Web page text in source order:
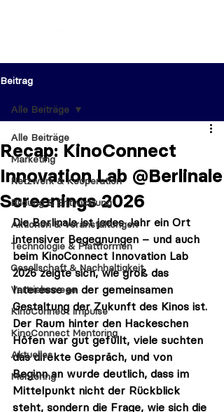
Beitrag
Alle Beiträge
Marketing
Netzwerk & Kooperation
Bildung & Entwicklung
Aktionen & Veranstaltungen
Technologie & Plattformen
Gesellschaft & Nachhaltigkeit
Vertriebswege
KinoConnect Impulse
KinoConnect Mentoring
Aktuelles
Mentoring
Alle Beiträge
Recap: KinoConnect
Innovation Lab @Berlinale
Screenings 2026
Die Berlinale ist jedes Jahr ein Ort
intensiver Begegnungen – und auch
beim KinoConnect Innovation Lab
2026 zeigte sich, wie groß das
Interesse an der gemeinsamen
Gestaltung der Zukunft des Kinos ist.
Der Raum hinter den Hackeschen
Höfen war gut gefüllt, viele suchten
das direkte Gespräch, und von
Beginn an wurde deutlich, dass im
Mittelpunkt nicht der Rückblick
steht, sondern die Frage, wie sich die